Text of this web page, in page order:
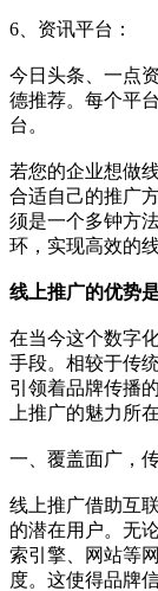
6、资讯平台：
今日头条、一点
德推荐。每个平
台。
若您的企业想做
合适自己的推广
须是一个多钟方
环，实现高效的
线上推广的优势
在当今这个数字
手段。相较于传
引领着品牌传播
上推广的魅力所在
一、覆盖面广，
线上推广借助互
的潜在用户。无
索引擎、网站等
度。这使得品牌